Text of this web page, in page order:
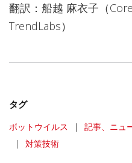
翻訳：船越 麻衣子（
TrendLabs）
タグ
ボットウイルス | 記事、ニュ
|
対策技術